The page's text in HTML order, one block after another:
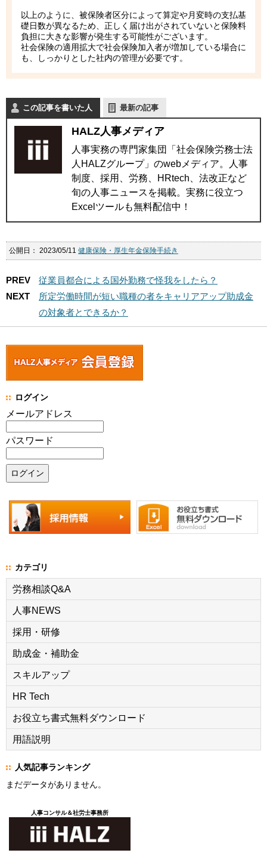
以上のように、被保険者区分によって算定や月変時の支払基
礎日数が異なるため、正しく届け出がされていないと保険料
負担に大きな影響が発生する可能性がございます。
社会保険の適用拡大で社会保険加入者が増加している場合に
も、しっかりとした社内の管理が必要です。
この記事を書いた人 最新の記事
HALZ人事メディア
人事実務の専門家集団「社会保険労務士法
人HALZグループ」のwebメディア。人事
制度、採用、労務、HRtech、法改正など
旬の人事ニュースを掲載。実務に役立つ
Excelツールも無料配信中！
公開日： 2023/05/11 健康保険・厚生年金保険手続き
PREV
従業員都合による国外勤務で怪我をしたら？
NEXT
所定労働時間が短い職種の者をキャリアアップ助成金
の対象者とできるか？
ログイン
メールアドレス
パスワード
カテゴリ
労務相談Q&A
人事NEWS
採用・研修
助成金・補助金
スキルアップ
HR Tech
お役立ち書式無料ダウンロード
用語説明
人気記事ランキング
まだデータがありません。
人事コンサル＆社労士事務所